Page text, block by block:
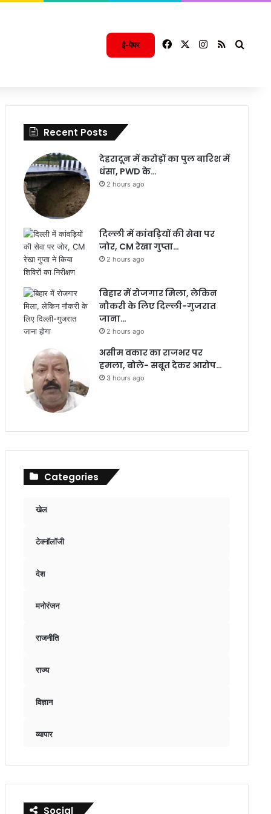
ई-पेपर FacebookInstagram
RSS
Recent Posts
देहरादून में करोड़ों का पुल बारिश में
धंसा, PWD के…
2 hours ago
दिल्ली में कांवड़ियों की सेवा पर
जोर, CM रेखा गुप्ता…
2 hours ago
बिहार में रोजगार मिला, लेकिन
नौकरी के लिए दिल्ली-गुजरात
जाना…
2 hours ago
असीम वकार का राजभर पर
हमला, बोले- सबूत देकर आरोप…
3 hours ago
Categories
खेल
टेक्नॉलॉजी
देश
मनोरंजन
राजनीति
राज्य
विज्ञान
व्यापार
Social